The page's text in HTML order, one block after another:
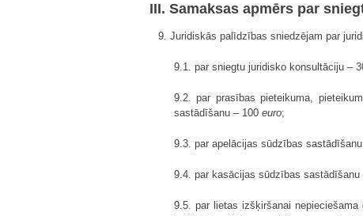
III. Samaksas apmērs par
9. Juridiskās palīdzības sniedzējam par
9.1. par sniegtu juridisko konsultāciju –
9.2. par prasības pieteikuma,
sastādīšanu – 100 euro;
9.3. par apelācijas sūdzības
9.4. par kasācijas sūdzības sastādīšanu
9.5. par lietas izšķiršanai